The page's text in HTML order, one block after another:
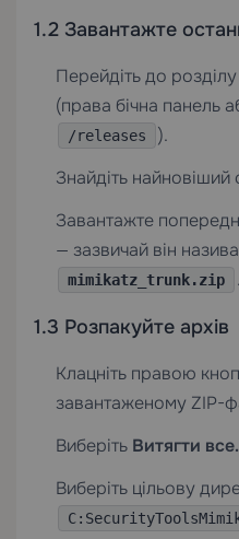
1.2 Завантажте
Перейдіть до розділу
(права бічна панель
/releases
).
Знайдіть найновіший
Завантажте
— зазвичай він
mimikatz_trunk.zip .
1.3 Розпакуйте архів
Клацніть правою
завантаженому ZIP-
Виберіть Витягти
Виберіть цільову